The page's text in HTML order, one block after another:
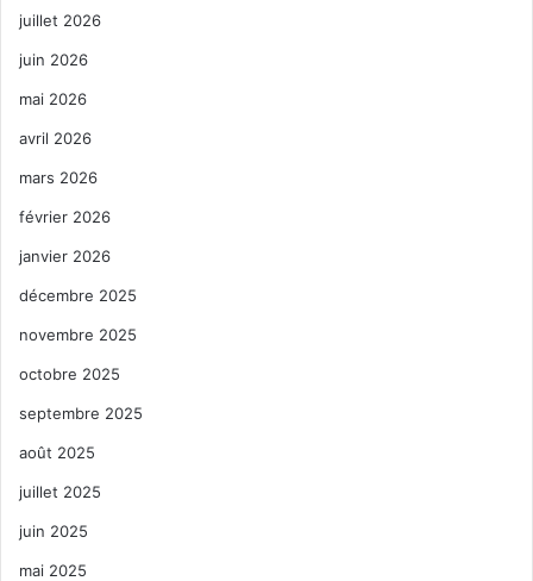
juillet 2026
juin 2026
mai 2026
avril 2026
mars 2026
février 2026
janvier 2026
décembre 2025
novembre 2025
octobre 2025
septembre 2025
août 2025
juillet 2025
juin 2025
mai 2025